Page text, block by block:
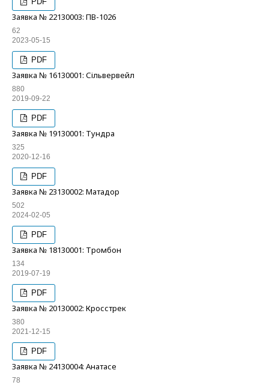
Заявка № 22130003: ПВ-1026
62
2023-05-15
PDF
Заявка № 16130001: Сільвервейл
880
2019-09-22
PDF
Заявка № 19130001: Тундра
325
2020-12-16
PDF
Заявка № 23130002: Матадор
502
2024-02-05
PDF
Заявка № 18130001: Тромбон
134
2019-07-19
PDF
Заявка № 20130002: Кросстрек
380
2021-12-15
PDF
Заявка № 24130004: Анатасе
78